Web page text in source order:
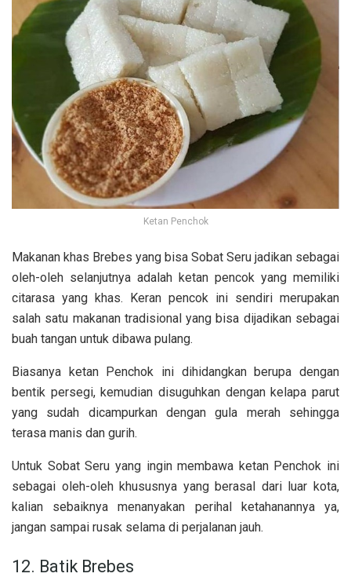
Ketan Penchok
Makanan khas Brebes yang bisa Sobat Seru jadikan sebagai
oleh-oleh selanjutnya adalah ketan pencok yang memiliki
citarasa yang khas. Keran pencok ini sendiri merupakan
salah satu makanan tradisional yang bisa dijadikan sebagai
buah tangan untuk dibawa pulang.
Biasanya ketan Penchok ini dihidangkan berupa dengan
bentik persegi, kemudian disuguhkan dengan kelapa parut
yang sudah dicampurkan dengan gula merah sehingga
terasa manis dan gurih.
Untuk Sobat Seru yang ingin membawa ketan Penchok ini
sebagai oleh-oleh khususnya yang berasal dari luar kota,
kalian sebaiknya menanyakan perihal ketahanannya ya,
jangan sampai rusak selama di perjalanan jauh.
12. Batik Brebes